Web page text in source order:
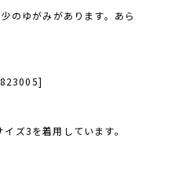
のゆがみがあります。あら
ズ3を着用しています。